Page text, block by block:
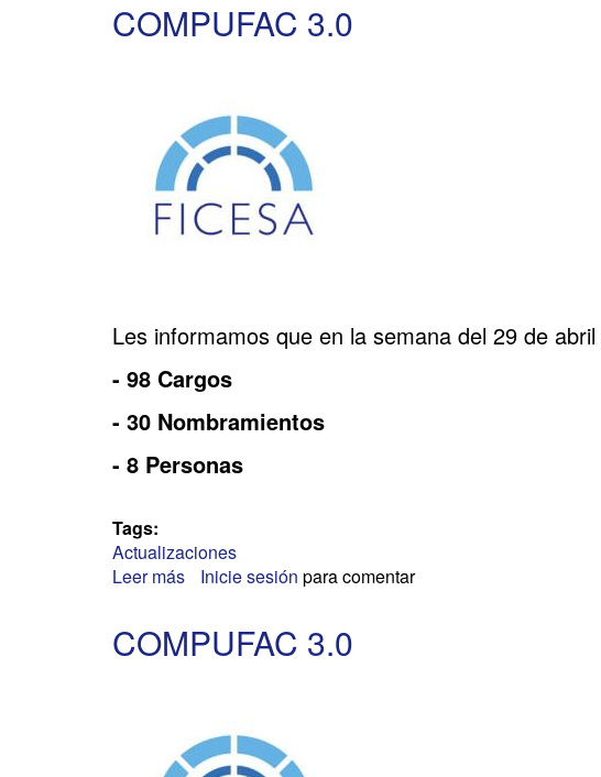
COMPUFAC 3.0
Les informamos que en la semana del 29 de abril
- 98 Cargos
- 30 Nombramientos
- 8 Personas
Tags:
Actualizaciones
Leer más sobre
Inicie sesión para comentar
COMPUFAC 3.0